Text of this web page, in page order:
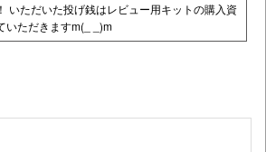
いただいた投げ銭はレビュー用キットの購入資
いただきますm(_ _)m